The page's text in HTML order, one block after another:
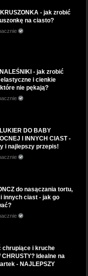
KRUSZONKA - jak zrobić
na ciasto?
- jak zrobić
i cienkie
nie pękają?
DO BABY
I INNYCH CIAST -
i najlepszy przepis!
do nasączania tortu,
innych ciast - jak go
chrupiące i kruche
CHRUSTY? Idealne na
- NAJLEPSZY